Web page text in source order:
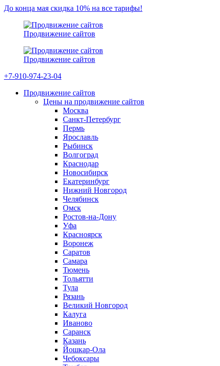
До конца мая скидка 10% на все тарифы!
Продвижение сайтов
Продвижение сайтов
+7-910-974-23-04
Продвижение сайтов
Цены на продвижение сайтов
Москва
Санкт-Петербург
Пермь
Ярославль
Рыбинск
Волгоград
Краснодар
Новосибирск
Екатеринбург
Нижний Новгород
Челябинск
Омск
Ростов-на-Дону
Уфа
Красноярск
Воронеж
Саратов
Самара
Тюмень
Тольятти
Тула
Рязань
Великий Новгород
Калуга
Иваново
Саранск
Казань
Йошкар-Ола
Чебоксары